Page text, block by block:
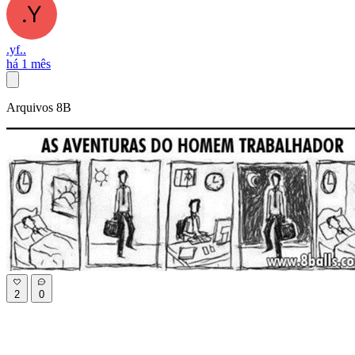
.yf..
há 1 mês
Arquivos 8B
2 0